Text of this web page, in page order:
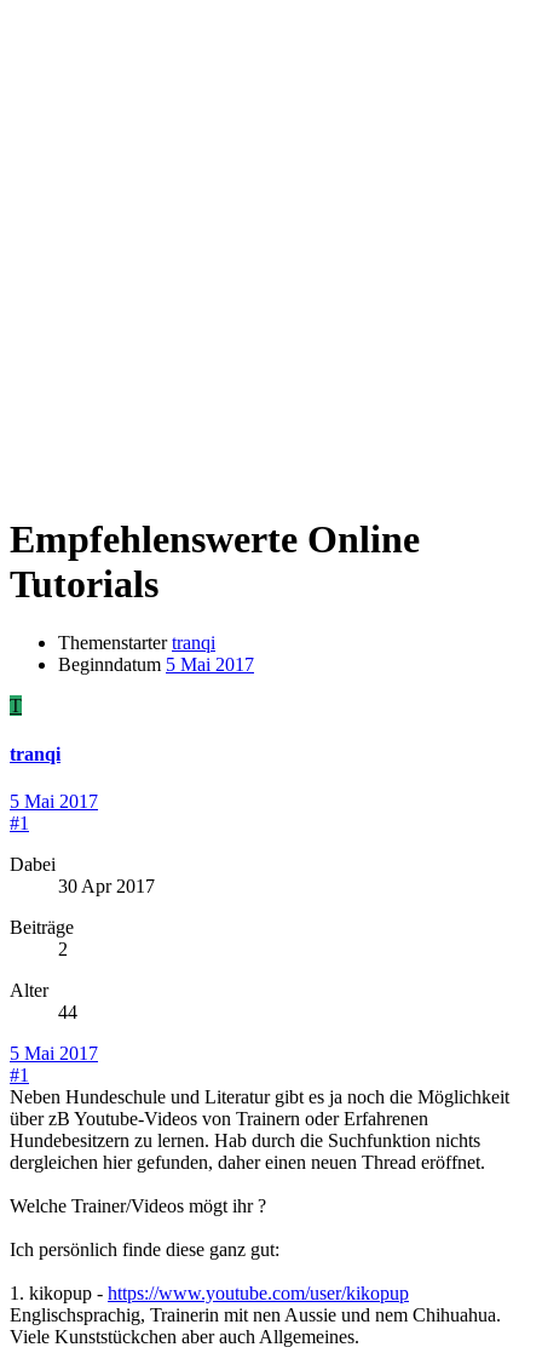
Empfehlenswerte Online
Tutorials
Themenstarter tranqi
Beginndatum 5 Mai 2017
T
tranqi
5 Mai 2017
#1
Dabei
30 Apr 2017
Beiträge
2
Alter
44
5 Mai 2017
#1
Neben Hundeschule und Literatur gibt es ja noch die Möglichkeit
über zB Youtube-Videos von Trainern oder Erfahrenen
Hundebesitzern zu lernen. Hab durch die Suchfunktion nichts
dergleichen hier gefunden, daher einen neuen Thread eröffnet.
Welche Trainer/Videos mögt ihr ?
Ich persönlich finde diese ganz gut:
1. kikopup - https://www.youtube.com/user/kikopup
Englischsprachig, Trainerin mit nen Aussie und nem Chihuahua.
Viele Kunststückchen aber auch Allgemeines.